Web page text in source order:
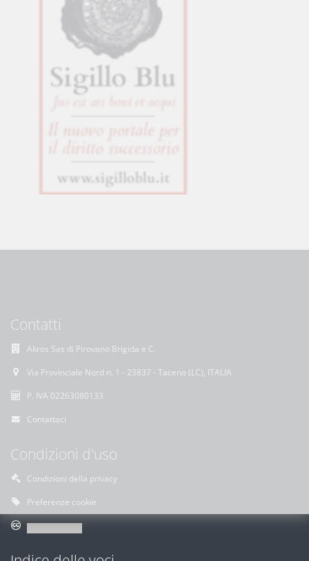
Contatti
Akros Sas di Pirovano Brigida e C.
Via Provinciale Nord n. 1 - 23837 - Taceno (LC), ITALIA
P. IVA 02263080133
Contattaci
Condizioni d'uso
Condizioni della privacy
Preferenze cookie